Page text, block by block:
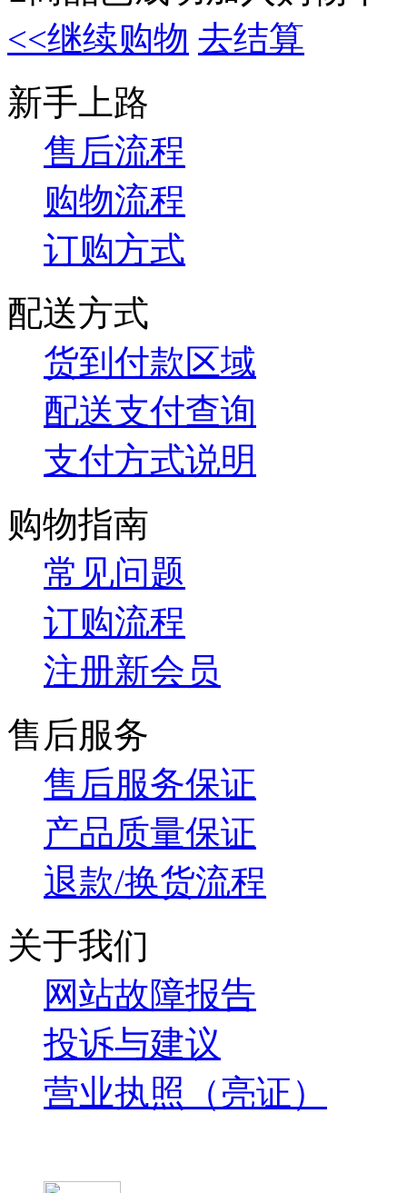
<<继续购物 去结算
新手上路
售后流程
购物流程
订购方式
配送方式
货到付款区域
配送支付查询
支付方式说明
购物指南
常见问题
订购流程
注册新会员
售后服务
售后服务保证
产品质量保证
退款/换货流程
关于我们
网站故障报告
投诉与建议
营业执照（亮证）